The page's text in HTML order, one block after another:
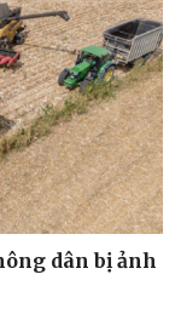
nghệ
số
dân bị ảnh